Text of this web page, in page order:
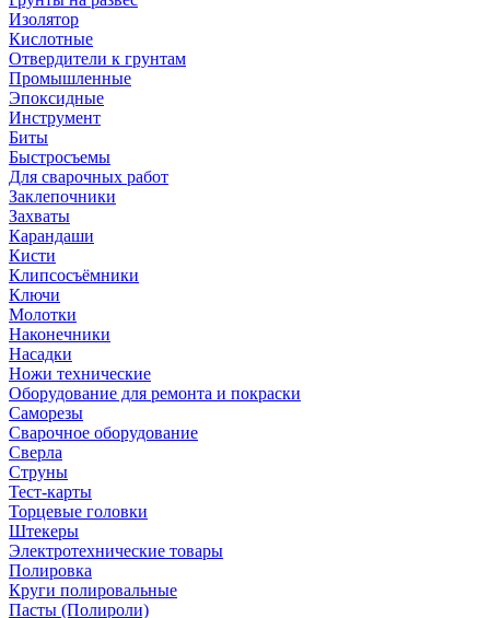
Изолятор
Кислотные
Отвердители к грунтам
Промышленные
Эпоксидные
Инструмент
Биты
Быстросъемы
Для сварочных работ
Заклепочники
Захваты
Карандаши
Кисти
Клипсосъёмники
Ключи
Молотки
Наконечники
Насадки
Ножи технические
Оборудование для ремонта и покраски
Саморезы
Сварочное оборудование
Сверла
Струны
Тест-карты
Торцевые головки
Штекеры
Электротехнические товары
Полировка
Круги полировальные
Пасты (Полироли)